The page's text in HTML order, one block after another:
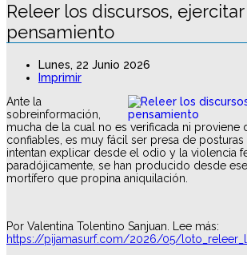
Releer los discursos,
pensamiento
Lunes, 22 Junio 2026
Imprimir
Ante la
sobreinformación,
mucha de la cual no es verificada ni proviene
confiables, es muy fácil ser presa de
intentan explicar desde el odio y la violencia
paradójicamente, se han producido desde
mortífero que propina aniquilación.
Por Valentina Tolentino Sanjuan. Lee más:
https://pijamasurf.com/2026/05/